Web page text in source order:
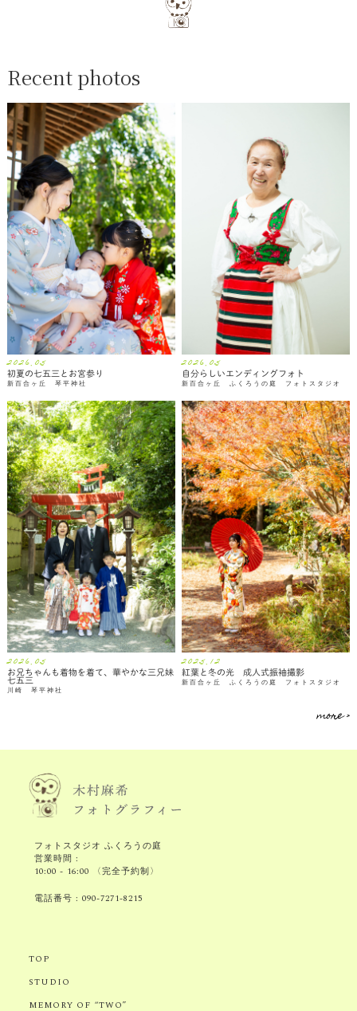
Recent photos
2026.05
初夏の七五三とお宮参り
新百合ヶ丘 琴平神社
2026.05
自分らしいエンディングフォト
新百合ヶ丘 ふくろうの庭 フォトスタジオ
2026.05
お兄ちゃんも着物を着て、華やかな三兄妹
七五三
川崎 琴平神社
2025.12
紅葉と冬の光 成人式振袖撮影
新百合ヶ丘 ふくろうの庭 フォトスタジオ
more >
フォトスタジオ ふくろうの庭
営業時間 :
10:00 - 16:00 〈完全予約制〉
電話番号 :090-7271-8215
TOP
STUDIO
MEMORY OF “TWO”